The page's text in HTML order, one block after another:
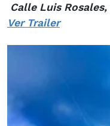
Calle Luis Rosales,
Ver Trailer